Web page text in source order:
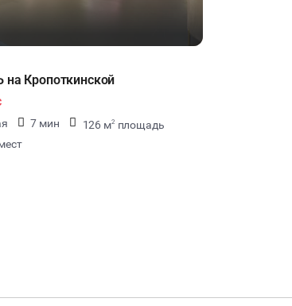
Кропоткинской
7 мин 126 м2 площадь